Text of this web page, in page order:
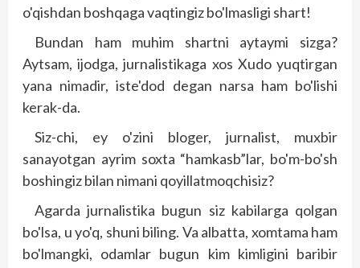
o'qishdan boshqaga vaqtingiz bo'lmasligi shart!
Bundan ham muhim shartni aytaymi sizga?
Aytsam, ijodga, jurnalistikaga xos Xudo yuqtirgan
yana nimadir, iste'dod degan narsa ham bo'lishi
kerak-da.
Siz-chi, ey o'zini bloger, jurnalist, muxbir
sanayotgan ayrim soxta “hamkasb”lar, bo'm-bo'sh
boshingiz bilan nimani qoyillatmoqchisiz?
Agarda jurnalistika bugun siz kabilarga qolgan
bo'lsa, u yo'q, shuni biling. Va albatta, xomtama ham
bo'lmangki, odamlar bugun kim kimligini baribir